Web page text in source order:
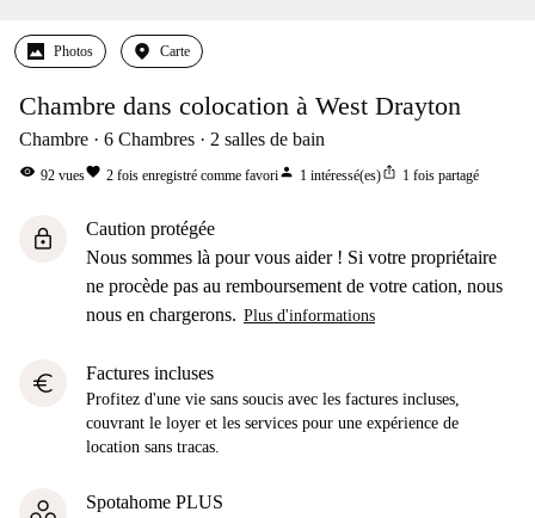
Photos Carte
Chambre dans colocation à West Drayton
Chambre 6 Chambres 2 salles de bain
visibility 92 vuesfavorite 2 fois enregistré comme favoriperson 1 intéressé(es)ios_share 1 fois partagé
lock
Caution protégée
Nous sommes là pour vous aider ! Si votre propriétaire
ne procède pas au remboursement de votre cation, nous
nous en chargerons. Plus d'informations
euro Factures incluses
Profitez d'une vie sans soucis avec les factures incluses,
couvrant le loyer et les services pour une expérience de
location sans tracas.
Spotahome PLUS